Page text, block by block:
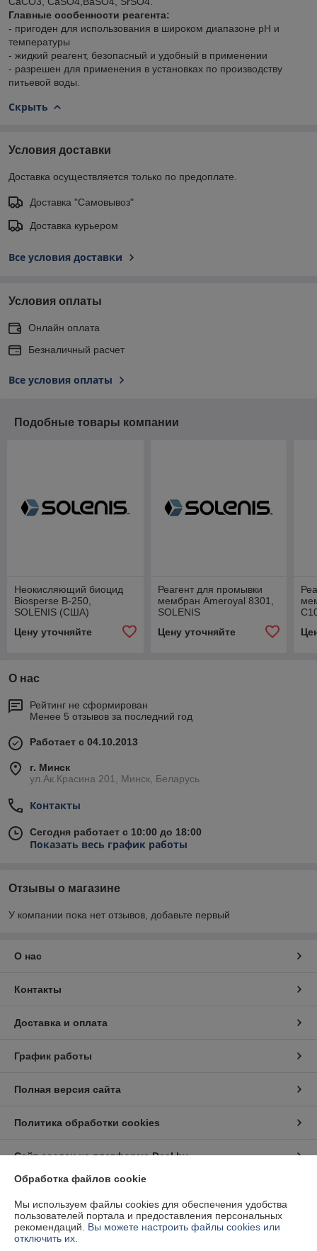
Главные особенности реагента:
- пригоден для использования в широком диапазоне pH и
температуры
- жидкий реагент, безопасный и удобный в применении
- разрешен для применения в установках по производству
питьевой воды.
Скрыть
Условия доставки
Доставка осуществляется только по предоплате.
Доставка "Самовывоз"
Доставка курьером
Все условия доставки
Условия оплаты
Онлайн оплата
Безналичный расчет
Все условия оплаты
Подобные товары компании
Неокисляющий биоцид
Biosperse В-250,
SOLENIS (США)
Цену уточняйте
Реагент для промывки
мембран Ameroyal 8301,
SOLENIS
Цену уточняйте
О нас
Рейтинг не сформирован
Менее 5 отзывов за последний год
Работает с 04.10.2013
г. Минск
ул.Ак.Красина 201, Минск, Беларусь
Контакты
Сегодня работает с 10:00 до 18:00
Показать весь график работы
Отзывы о магазине
У компании пока нет отзывов, добавьте первый
О нас
Контакты
Доставка и оплата
График работы
Полная версия сайта
Политика обработки cookies
Сайт создан на платформе Deal.by
Информация для покупателя
Юридическое лицо:ЧУП "СПН Технологии"
220109, г.Минск, ул. Академика Красина 201, корп.4-1, к.4
Обработка файлов cookie
Мы используем файлы cookies для обеспечения удобства
пользователей портала и предоставления персональных
рекомендаций. Вы можете настроить файлы cookies или
отключить их.